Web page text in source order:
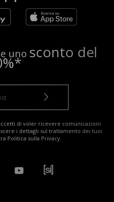
uno sconto del
di voler ricevere comunicazioni
i dettagli sul trattamento dei tuoi
Politica sulla Privacy.